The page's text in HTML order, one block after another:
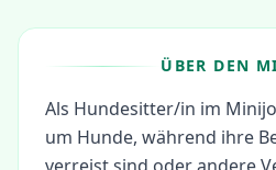
ÜBER DEN
Als Hundesitter/in im
um Hunde, während ihre